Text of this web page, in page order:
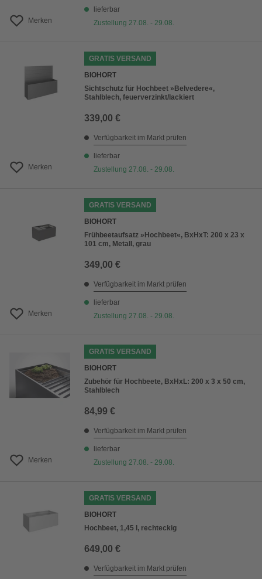
Merken
lieferbar
Zustellung 27.08. - 29.08.
Merken
GRATIS VERSAND
BIOHORT
Sichtschutz für Hochbeet »Belvedere«,
Stahlblech, feuerverzinkt/lackiert
339,00 €
Verfügbarkeit im Markt prüfen
lieferbar
Zustellung 27.08. - 29.08.
Merken
GRATIS VERSAND
BIOHORT
Frühbeetaufsatz »Hochbeet«, BxHxT: 200 x 23 x
101 cm, Metall, grau
349,00 €
Verfügbarkeit im Markt prüfen
lieferbar
Zustellung 27.08. - 29.08.
Merken
GRATIS VERSAND
BIOHORT
Zubehör für Hochbeete, BxHxL: 200 x 3 x 50 cm,
Stahlblech
84,99 €
Verfügbarkeit im Markt prüfen
lieferbar
Zustellung 27.08. - 29.08.
GRATIS VERSAND
BIOHORT
Hochbeet, 1,45 l, rechteckig
649,00 €
Verfügbarkeit im Markt prüfen